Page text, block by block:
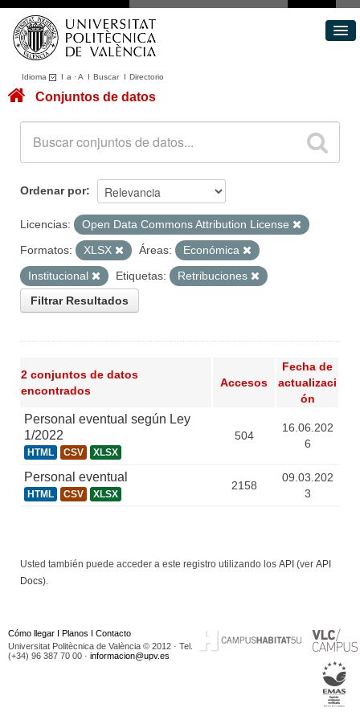
Idioma I a ·A I BuscarI Directorio
Conjuntos de datos
Acerca de
Portal de Transparencia
Conjuntos de datos
Ordenar por
Licencias:
Open Data Commons Attribution License
Formatos:
XLSX Áreas:
Económica
Institucional
Etiquetas:
Retribuciones
Filtrar Resultados
2 conjuntos de datos
encontrados
Accesos
Fecha de
actualizaci
ón
Personal eventual según Ley
1/2022
HTML CSV XLSX
504
16.06.202
6
Personal eventual
HTML CSV XLSX
2158
09.03.202
3
Usted también puede acceder a este registro utilizando los API (ver API
Docs).
Cómo llegar I Planos I Contacto
Universitat Politècnica de València © 2012 · Tel.
(+34) 96 387 70 00 · informacion@upv.es